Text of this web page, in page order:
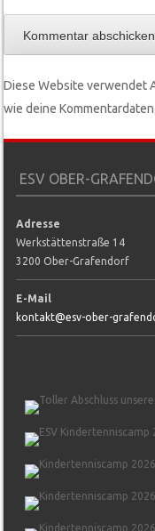
Diese Website verwendet
wie deine
ESV OBER-
Adresse
Werkstättenstraße 14
3200 Ober-Grafendorf
E-Mail
kontakt@esv-ober-